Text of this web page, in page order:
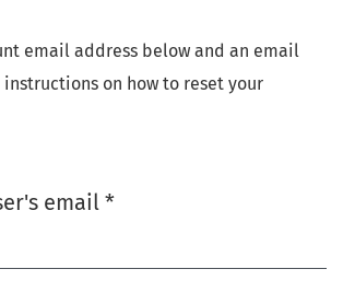
email address below and an email
on how to reset your
email *Required